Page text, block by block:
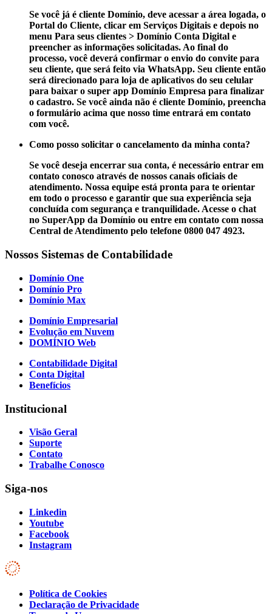
Se você já é cliente Domínio, deve acessar a área logada, o
Portal do Cliente, clicar em Serviços Digitais e depois no
menu Para seus clientes > Domínio Conta Digital e
preencher as informações solicitadas. Ao final do
processo, você deverá confirmar o envio do convite para
seu cliente, que será feito via WhatsApp. Seu cliente então
será direcionado para loja de aplicativos do seu celular
para baixar o super app Domínio Empresa para finalizar
o cadastro. Se você ainda não é cliente Domínio, preencha
o formulário acima que nosso time entrará em contato
com você.
Como posso solicitar o cancelamento da minha conta?
Se você deseja encerrar sua conta, é necessário entrar em
contato conosco através de nossos canais oficiais de
atendimento. Nossa equipe está pronta para te orientar
em todo o processo e garantir que sua experiência seja
concluída com segurança e tranquilidade. Acesse o chat
no SuperApp da Domínio ou entre em contato com nossa
Central de Atendimento pelo telefone 0800 047 4923.
Nossos Sistemas de Contabilidade
Domínio One
Domínio Pro
Domínio Max
Domínio Empresarial
Evolução em Nuvem
DOMÍNIO Web
Contabilidade Digital
Conta Digital
Benefícios
Institucional
Visão Geral
Suporte
Contato
Trabalhe Conosco
Siga-nos
Linkedin
Youtube
Facebook
Instagram
Política de Cookies
Declaração de Privacidade